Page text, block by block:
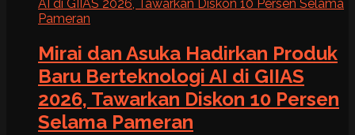
Mirai dan Asuka Hadirkan Produk
Baru Berteknologi AI di GIIAS
2026, Tawarkan Diskon 10 Persen
Selama Pameran